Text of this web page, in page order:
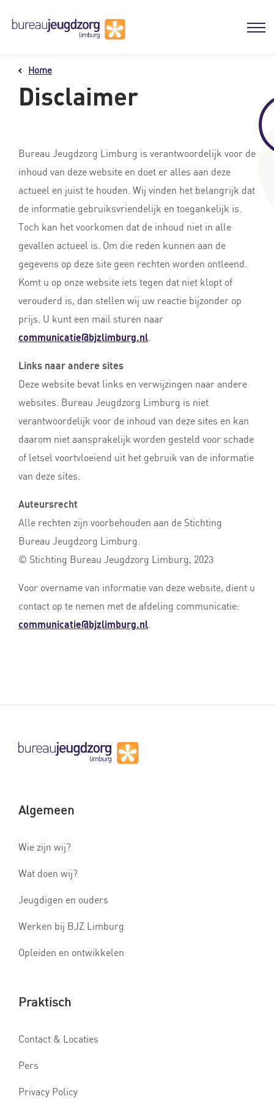
Home
Disclaimer
Bureau Jeugdzorg Limburg is verantwoordelijk voor de
inhoud van deze website en doet er alles aan deze
actueel en juist te houden. Wij vinden het belangrijk dat
de informatie gebruiksvriendelijk en toegankelijk is.
Toch kan het voorkomen dat de inhoud niet in alle
gevallen actueel is. Om die reden kunnen aan de
gegevens op deze site geen rechten worden ontleend.
Komt u op onze website iets tegen dat niet klopt of
verouderd is, dan stellen wij uw reactie bijzonder op
prijs. U kunt een mail sturen naar
communicatie@bjzlimburg.nl.
Links naar andere sites
Deze website bevat links en verwijzingen naar andere
websites. Bureau Jeugdzorg Limburg is niet
verantwoordelijk voor de inhoud van deze sites en kan
daarom niet aansprakelijk worden gesteld voor schade
of letsel voortvloeiend uit het gebruik van de informatie
van deze sites.
Auteursrecht
Alle rechten zijn voorbehouden aan de Stichting
Bureau Jeugdzorg Limburg.
© Stichting Bureau Jeugdzorg Limburg, 2023
Voor overname van informatie van deze website, dient u
contact op te nemen met de afdeling communicatie:
communicatie@bjzlimburg.nl.
Algemeen
Wie zijn wij?
Wat doen wij?
Jeugdigen en ouders
Werken bij BJZ Limburg
Opleiden en ontwikkelen
Praktisch
Contact & Locaties
Pers
Privacy Policy